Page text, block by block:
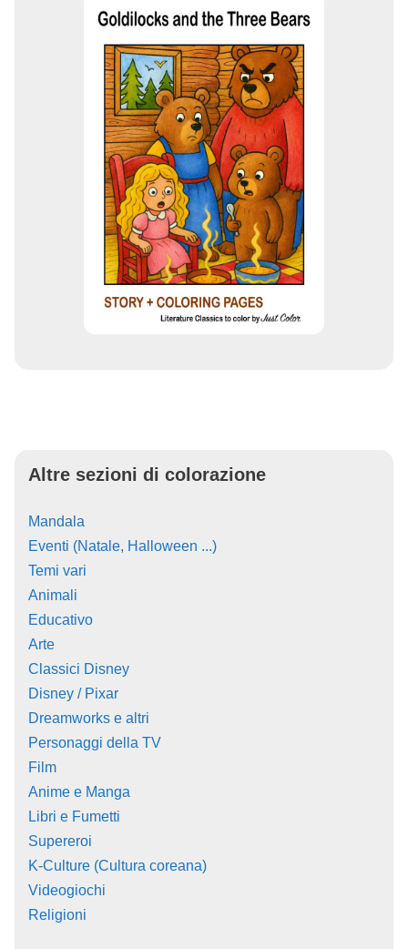
Altre sezioni di colorazione
Mandala
Eventi (Natale, Halloween ...)
Temi vari
Animali
Educativo
Arte
Classici Disney
Disney / Pixar
Dreamworks e altri
Personaggi della TV
Film
Anime e Manga
Libri e Fumetti
Supereroi
K-Culture (Cultura coreana)
Videogiochi
Religioni